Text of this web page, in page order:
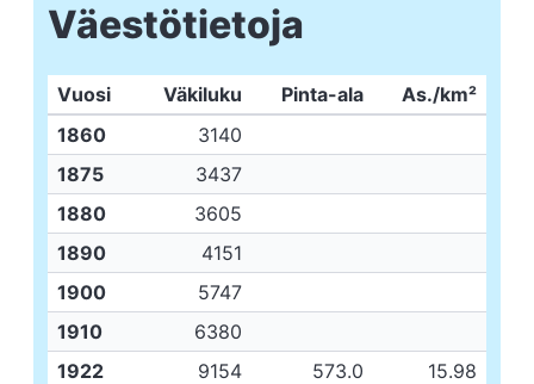
Väestötietoja
Vuosi Väkiluku Pinta-ala
As./km²
1860
3140
1875
3437
1880
3605
1890
4151
1900
5747
1910
6380
1922
9154 573.0
15.98